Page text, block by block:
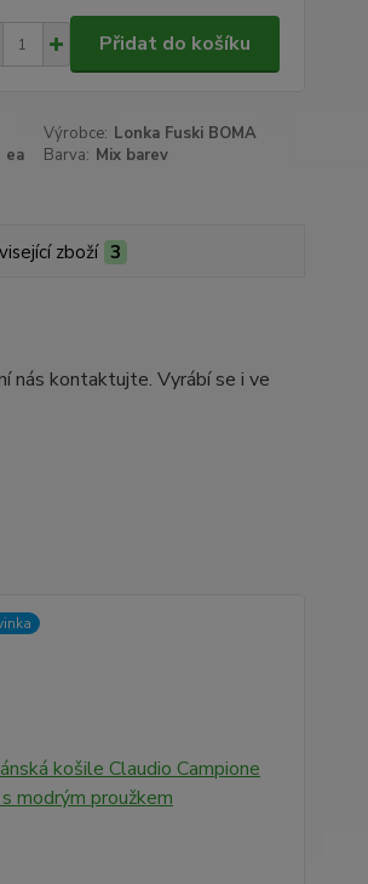
Přidat do košíku
Výrobce: Lonka Fuski BOMA
ea Barva: Mix barev
zboží 3
nás kontaktujte. Vyrábí se i ve